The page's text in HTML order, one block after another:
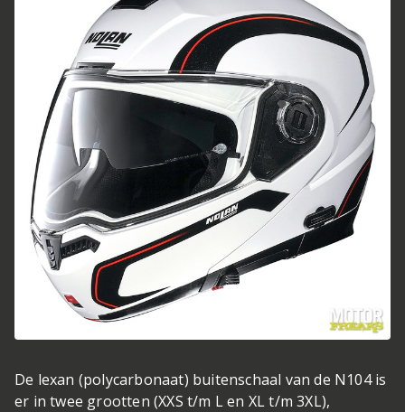
De lexan (polycarbonaat) buitenschaal van de N104 is
er in twee grootten (XXS t/m L en XL t/m 3XL),